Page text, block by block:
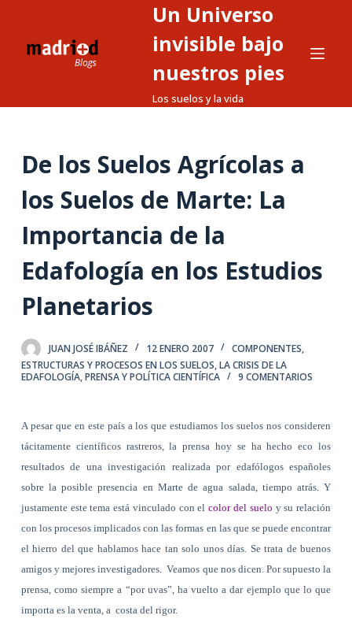
o
Un Universo
invisible bajo
nuestros pies
Los suelos y la vida
De los Suelos Agrícolas a
los Suelos de Marte: La
Importancia de la
Edafología en los Estudios
Planetarios
JUAN JOSÉ IBÁÑEZ 12 ENERO 2007
COMPONENTES,
ESTRUCTURAS Y PROCESOS EN LOS SUELOS,LA CRISIS DE LA
EDAFOLOGÍA,PRENSA Y POLÍTICA CIENTÍFICA 9 COMENTARIOS
A pesar que en este país a los que estudiamos los suelos nos consideren
tácitamente científicos rastreros, la prensa hoy se ha hecho eco los
resultados de una investigación realizada por edafólogos españoles
sobre la posible presencia en Marte de agua salada, tiempo atrás. Y
justamente este tema está vinculado con elcolor del suelo y su relación
con los procesos implicados con las formas en las que se puede encontrar
el hierro del que hablamos hace tan solo unos días. Se trata de buenos
amigos y mejores investigadores.
Veamos que nos dicen. Por supuesto la
prensa, como siempre a “por uvas”, ha vuelto a dar ejemplo que lo que
importa es la venta, a costa del rigor.